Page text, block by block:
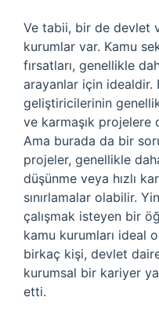
Ve tabii, bir de devlet
kurumlar var. Kamu
fırsatları, genellikle
arayanlar için idealdir.
geliştiricilerinin
ve karmaşık projelere
Ama burada da bir
projeler, genellikle
düşünme veya hızlı
sınırlamalar olabilir.
çalışmak isteyen bir
kamu kurumları ideal
birkaç kişi, devlet
kurumsal bir kariyer
etti.